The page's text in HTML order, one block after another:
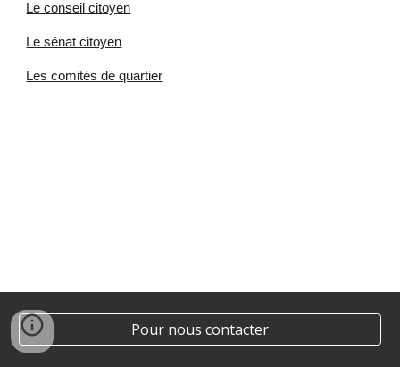
Le conseil citoyen
Le sénat citoyen
Les comités de quartier
Pour nous contacter